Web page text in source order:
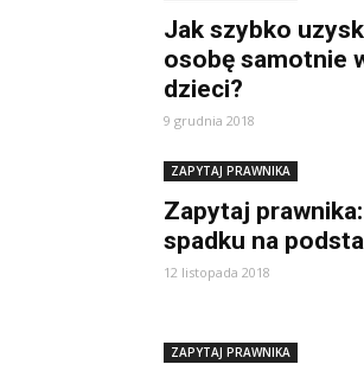
Jak szybko
osobę samotnie
dzieci?
9 grudnia 2018
ZAPYTAJ PRAWNIKA
Zapytaj
spadku na
12 listopada 2018
ZAPYTAJ PRAWNIKA